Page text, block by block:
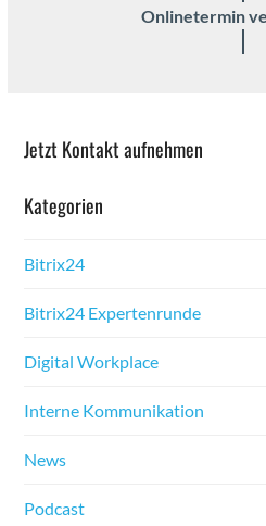
Onlineter­min
Jet­zt Kon­takt aufnehmen
Kat­e­gorien
Bitrix24
Bitrix24 Experten­runde
Dig­i­tal Work­place
Interne Kom­mu­nika­tion
News
Pod­cast